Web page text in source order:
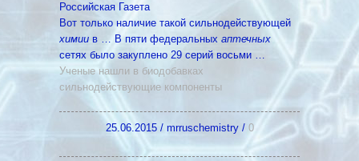
Российская Газета
Вот только наличие такой сильнодействующей
химии в … В пяти федеральных аптечных
сетях было закуплено 29 серий восьми …
Ученые нашли в биодобавках
сильнодействующие компоненты
25.06.2015/ mrruschemistry/ 0